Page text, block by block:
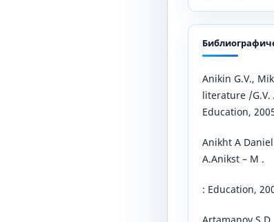
Anikin G.V.,
literature /G.V.
Education,
Anikht A
A.Anikst – M .
: Education,